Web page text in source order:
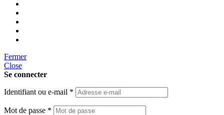
Fermer
Close
Se connecter
Identifiant ou e-mail *
Mot de passe *